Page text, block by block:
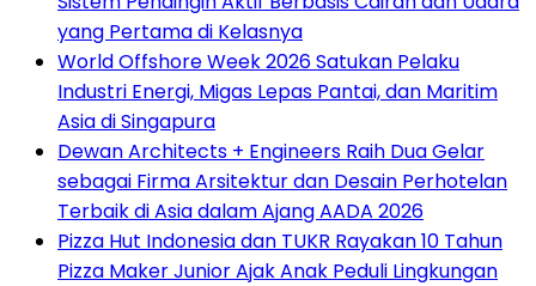
yang Pertama di Kelasnya
World Offshore Week 2026 Satukan Pelaku
Industri Energi, Migas Lepas Pantai, dan Maritim
Asia di Singapura
Dewan Architects + Engineers Raih Dua Gelar
sebagai Firma Arsitektur dan Desain Perhotelan
Terbaik di Asia dalam Ajang AADA 2026
Pizza Hut Indonesia dan TUKR Rayakan 10 Tahun
Pizza Maker Junior Ajak Anak Peduli Lingkungan